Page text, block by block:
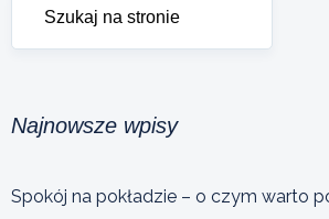
Najnowsze wpisy
Spokój na pokładzie – o czym warto